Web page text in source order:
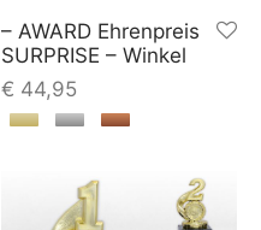
– AWARD Ehrenpreis
SURPRISE – Winkel
€ 44,95